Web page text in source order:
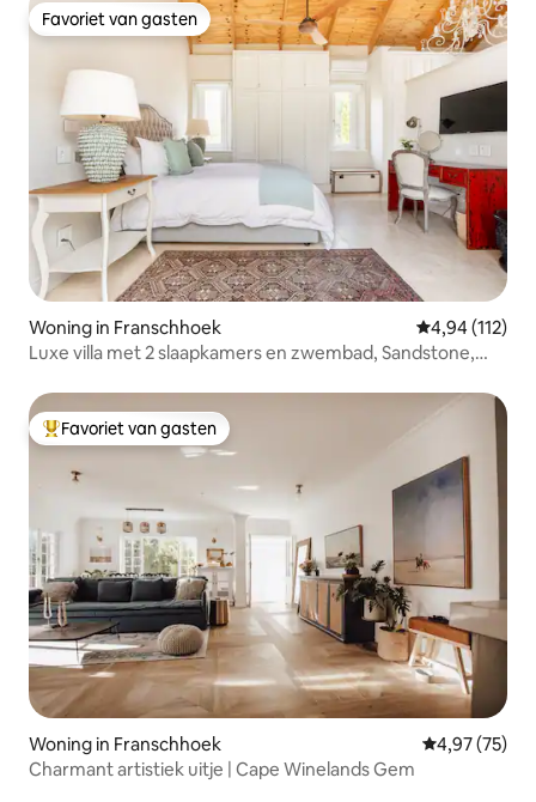
Favoriet van gasten
Favoriet van gasten
Woning in Franschhoek Gemiddelde
4,94 (112)
Luxe villa met 2 slaapkamers en zwembad, Sandstone,
Topfavoriet van gasten
Favoriet van gasten
Woning in Franschhoek Gemiddelde
4,97 (75)
Charmant artistiek uitje | Cape Winelands Gem